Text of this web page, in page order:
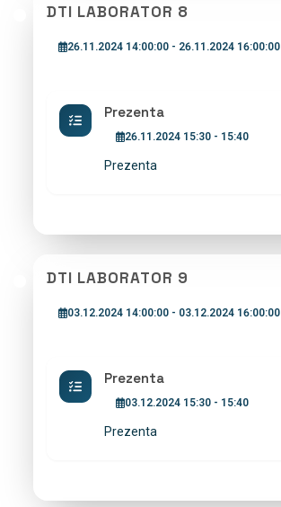
DTI LABORATOR 8
26.11.2024 14:00:00 - 26.11.2024 16:00:00
Prezenta
26.11.2024 15:30 - 15:40
Prezenta
DTI LABORATOR 9
03.12.2024 14:00:00 - 03.12.2024 16:00:00
Prezenta
03.12.2024 15:30 - 15:40
Prezenta